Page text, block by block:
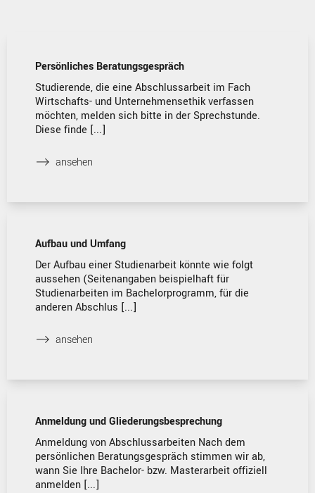
Persönliches Beratungsgespräch
Studierende, die eine Abschlussarbeit im Fach
Wirtschafts- und Unternehmensethik verfassen
möchten, melden sich bitte in der Sprechstunde.
Diese finde [...]
⟶ ansehen
Aufbau und Umfang
Der Aufbau einer Studienarbeit könnte wie folgt
aussehen (Seitenangaben beispielhaft für
Studienarbeiten im Bachelorprogramm, für die
anderen Abschlus [...]
⟶ ansehen
Anmeldung und Gliederungsbesprechung
Anmeldung von Abschlussarbeiten Nach dem
persönlichen Beratungsgespräch stimmen wir ab,
wann Sie Ihre Bachelor- bzw. Masterarbeit offiziell
anmelden [...]